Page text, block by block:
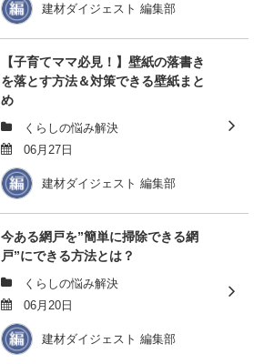
建材ダイジェスト 編集部
【子育てママ必見！】壁紙の落書き
を落とす方法＆対策できる壁紙まと
め
くらしの悩み解決
06月27日
建材ダイジェスト 編集部
今ある網戸を”簡単に掃除できる網
戸”にできる方法とは？
くらしの悩み解決
06月20日
建材ダイジェスト 編集部